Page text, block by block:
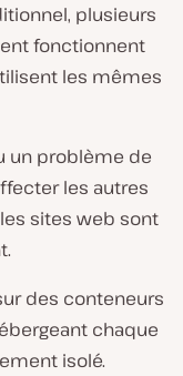
plusieurs
fonctionnent
les mêmes
un problème de
les autres
sites web sont
des conteneurs
chaque
isolé.